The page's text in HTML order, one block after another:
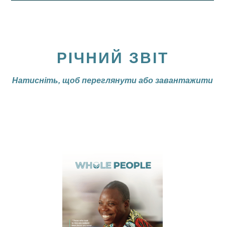
РІЧНИЙ ЗВІТ
Натисніть, щоб переглянути або завантажити